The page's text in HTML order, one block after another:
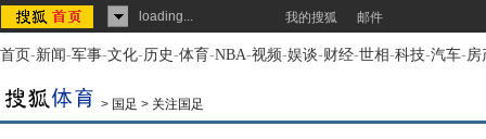
loading... 我的搜狐 邮件
首页-新闻-军事-文化-历史-体育-NBA-视频-娱谈-财经-世相-科技-汽车-房
> 国足 > 关注国足